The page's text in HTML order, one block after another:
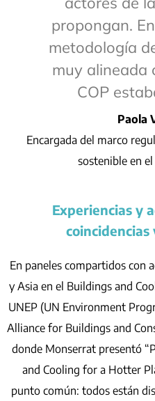
propongan.
metodología
muy alineada
COP
Paola
Encargada del marco
sostenible en
Experiencias y
En paneles compartidos con
y Asia en el Buildings and
UNEP (UN Environment
Alliance for Buildings and
donde Monserrat presentó
and Cooling for a Hotter
punto común: todos están